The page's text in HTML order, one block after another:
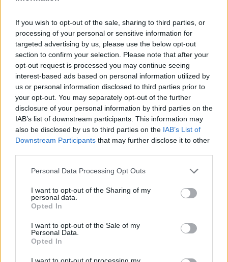
If you wish to opt-out of the sale, sharing to third parties, or
processing of your personal or sensitive information for
targeted advertising by us, please use the below opt-out
section to confirm your selection. Please note that after your
opt-out request is processed you may continue seeing
interest-based ads based on personal information utilized by
us or personal information disclosed to third parties prior to
your opt-out. You may separately opt-out of the further
disclosure of your personal information by third parties on the
IAB’s list of downstream participants. This information may
also be disclosed by us to third parties on the IAB’s List of
Downstream Participants that may further disclose it to other
Please note that this website/app uses one or more Google
not limited to your visit or usage behaviour. You may click to
grant or deny consent to Google and its third-party tags to
use your data for below specified purposes in below Google
consent section.
Personal Data Processing Opt Outs
I want to opt-out of the Sharing of my
personal data.
Opted In
I want to opt-out of the Sale of my
Personal Data.
Opted In
I want to opt-out of processing my
Inserire un riassunto di tre frasi all’apertura di
articolo tecnico o commerciale per fornire un
citabile.
Verificare l’accessibilità dei contenuti senza
assicurare che le risorse essenziali siano
per i crawler.
Controllare il file robots.txt e non bloccare i
ufficiali:GPTBot,Claude-Web,PerplexityBot.
Implementare schema perauthor,date e
migliorare la trasparenza delle fonti e il
risposte.
Presenza esterna
Aggiornare il profilo LinkedIn aziendale con
chiaro e link alle pagine pillar per rafforzare il
authoritativeness.
Raccogliere review recenti su G2 o Capterra,
applicabile, per migliorare la freschezza delle
esterne.